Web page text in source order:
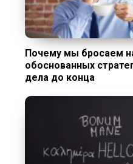
Почему мы бросаем
обоснованных
дела до конца